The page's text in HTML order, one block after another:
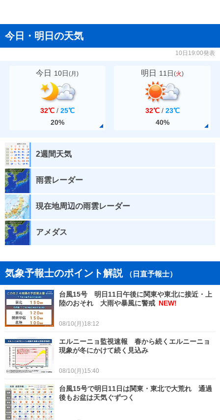
今日・明日の天気
10日19:00発表
今日 10日(月)
32℃ / 25℃
20%
明日 11日(火)
32℃ / 23℃
40%
2週間天気
雨雲レーダー
現在地周辺の雨雲レーダー
アメダス
気象予報士のポイント解説 （日直予報士）
台風15号 明日11日午後に関東や東北に接近・上
陸のおそれ 大雨や暴風に警戒 NEW!
08/10(月)18:12
エルニーニョ監視速報 春から続くエルニーニョ
現象が冬にかけて続く見込み
08/10(月)15:40
台風15号で明日11日は関東・東北で大荒れ 通過
後もお盆は天気ぐずつく